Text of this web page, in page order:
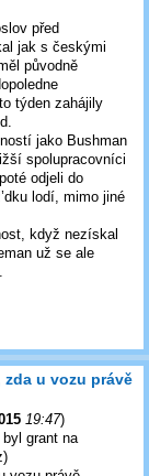
před
jak s českými
původně
týden zahájily
jako Bushman
spolupracovníci
odjeli do
lodí, mimo jiné
když nezískal
už se ale
u vozu právě
19:47)
grant na